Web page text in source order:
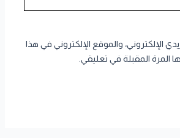
الإلكتروني، والموقع الإلكتروني في هذا
المرة المقبلة في تعليقي.